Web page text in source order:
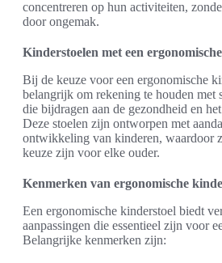
concentreren op hun activiteiten,
door ongemak.
Kinderstoelen met een
Bij de keuze voor een ergonomische
belangrijk om rekening te houden met
die bijdragen aan de gezondheid en
Deze stoelen zijn ontworpen met
ontwikkeling van kinderen, waardoor
keuze zijn voor elke ouder.
Kenmerken van ergonomische
Een ergonomische kinderstoel biedt
aanpassingen die essentieel zijn voor
Belangrijke kenmerken zijn: